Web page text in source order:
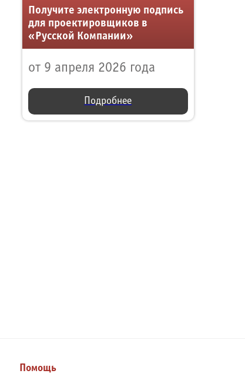
Получите электронную подпись
для проектировщиков в
«Русской Компании»
от 9 апреля 2026 года
Подробнее
Помощь